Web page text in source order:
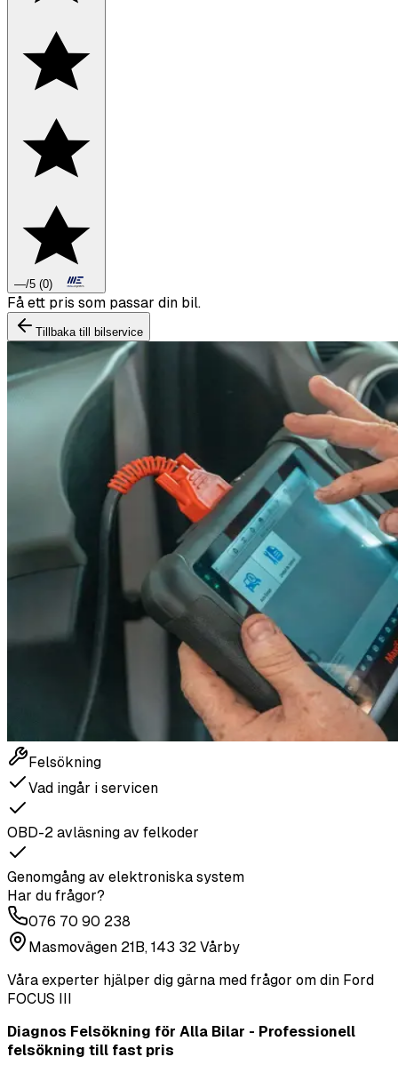
—/5 (0)
Boka däckbyte eller montering inför vintern.
Tillbaka till bilservice
Felsökning
Vad ingår i servicen
OBD-2 avläsning av felkoder
Genomgång av elektroniska system
Har du frågor?
076 70 90 238
Masmovägen 21B, 143 32 Vårby
Våra experter hjälper dig gärna med frågor om din Ford
FOCUS III
Diagnos Felsökning för Alla Bilar - Professionell
felsökning till fast pris